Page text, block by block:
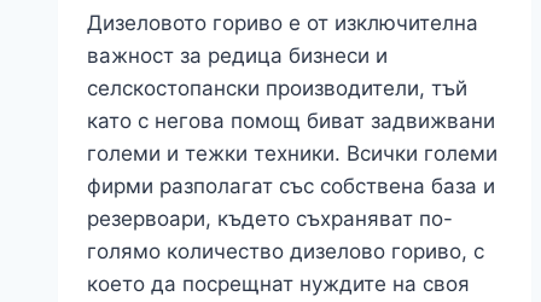
Дизеловото гориво е от изключителна
важност за редица бизнеси и
селскостопански производители, тъй
като с негова помощ биват задвижвани
големи и тежки техники. Всички големи
фирми разполагат със собствена база и
резервоари, където съхраняват по-
голямо количество дизелово гориво, с
което да посрещнат нуждите на своя